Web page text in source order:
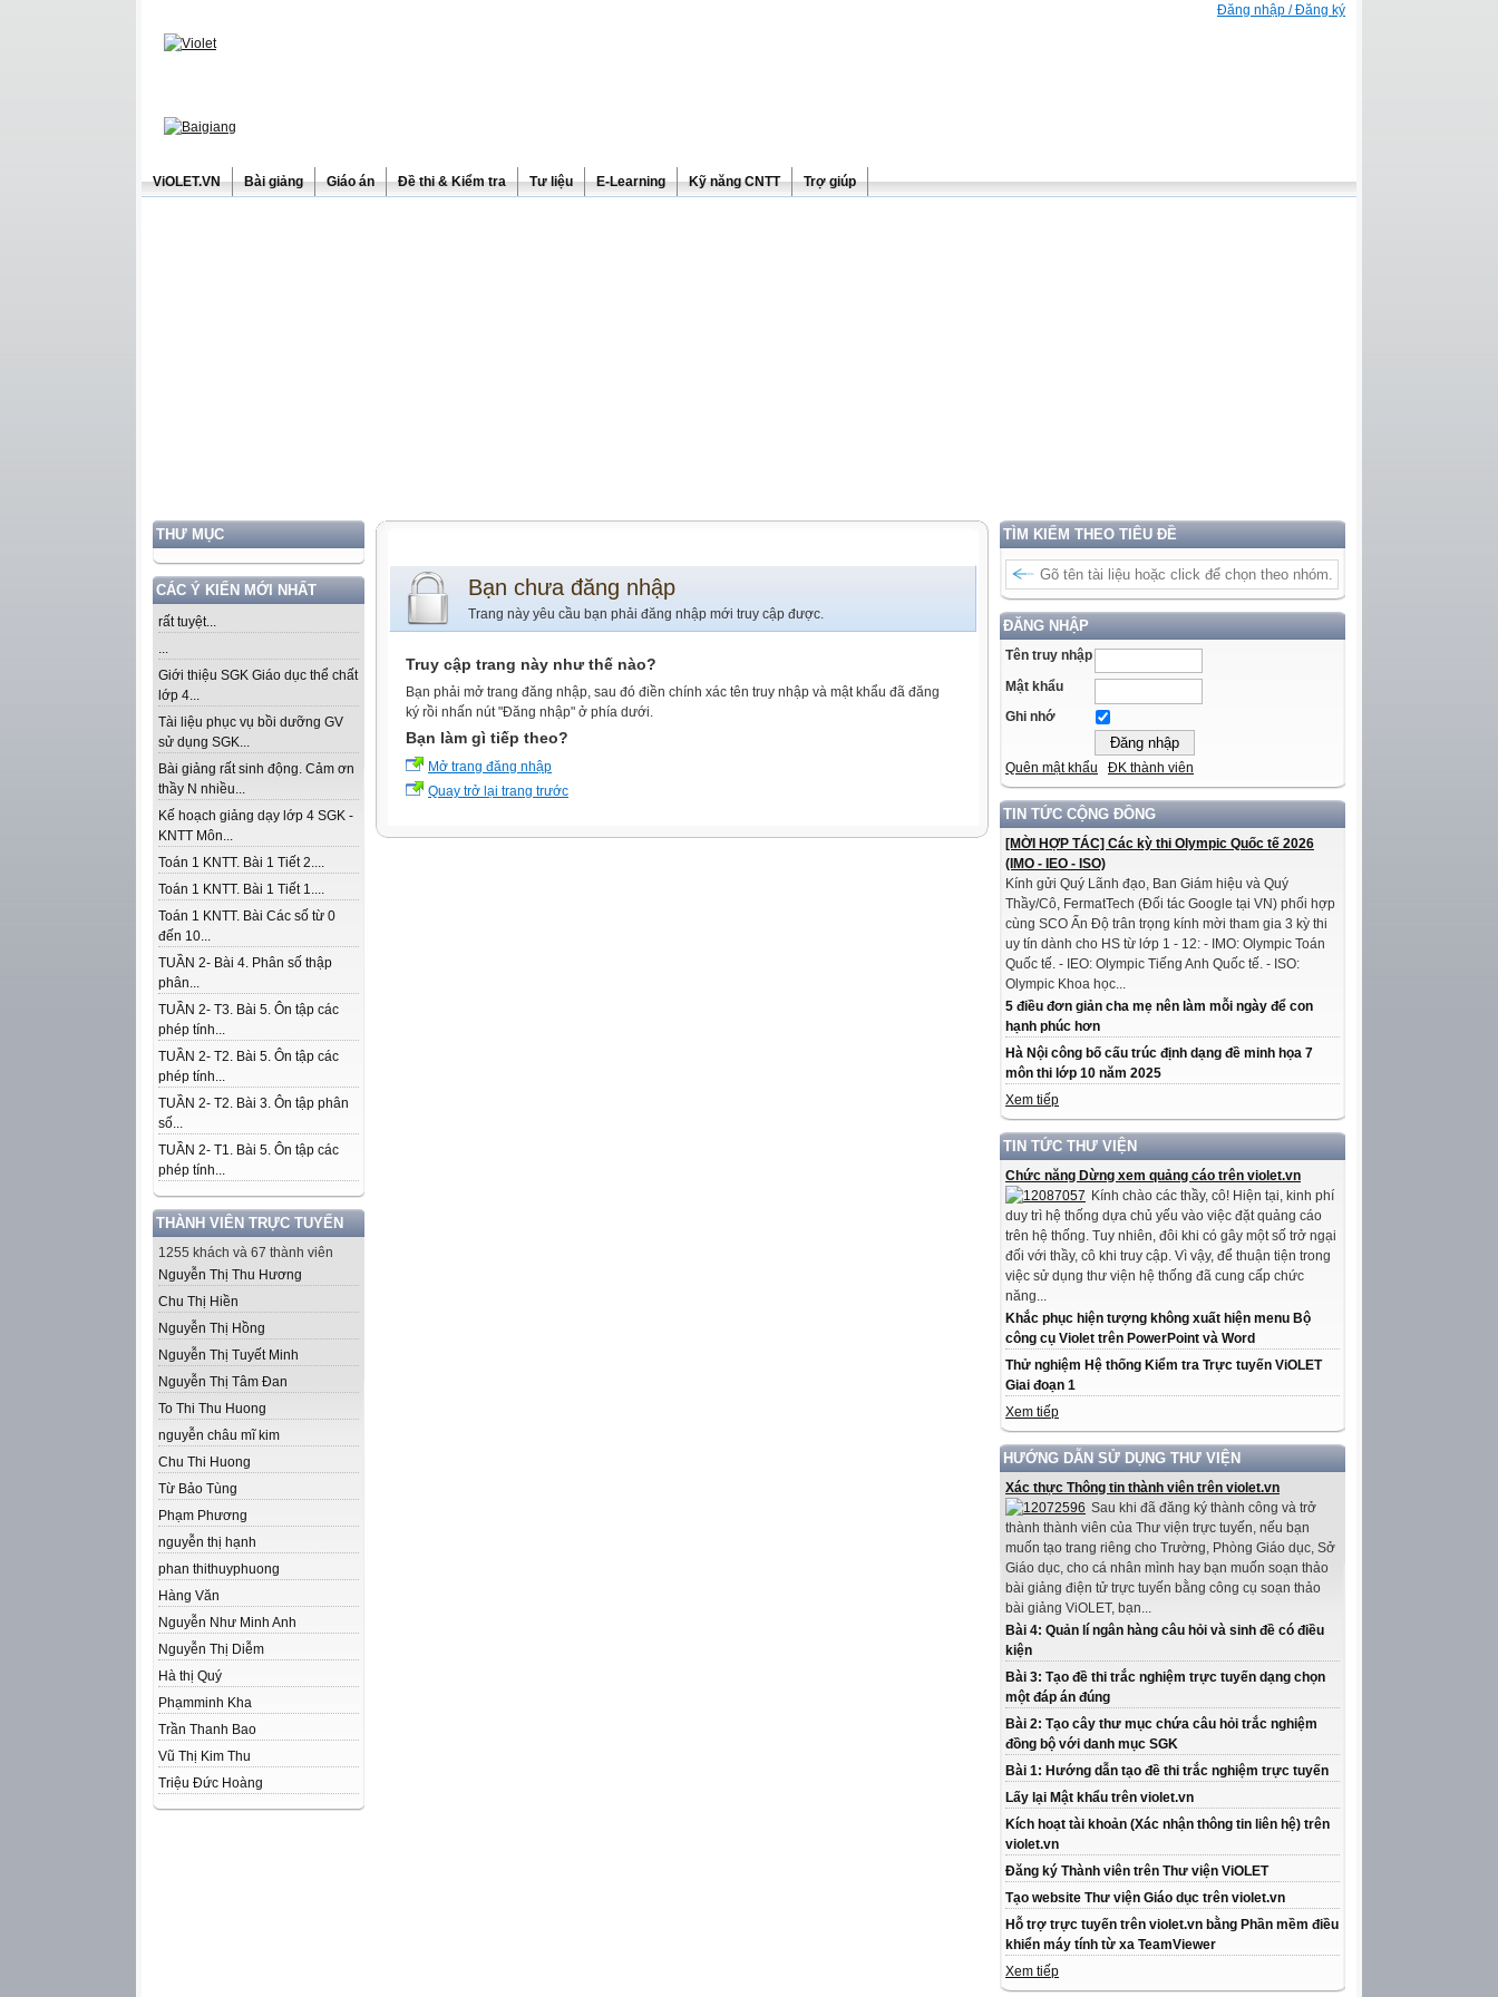
Đăng nhập / Đăng ký
ViOLET.VN Bài giảng Giáo án Đề thi & Kiểm tra Tư liệu E-Learning Kỹ năng CNTT Trợ giúp
THƯ MỤC
CÁC Ý KIẾN MỚI NHẤT
rất tuyệt...
...
Giới thiệu SGK Giáo dục thể chất
lớp 4...
Tài liệu phục vụ bồi dưỡng GV
sử dụng SGK...
Bài giảng rất sinh động. Cảm ơn
thầy N nhiều...
Kế hoạch giảng dạy lớp 4 SGK -
KNTT Môn...
Toán 1 KNTT. Bài 1 Tiết 2....
Toán 1 KNTT. Bài 1 Tiết 1....
Toán 1 KNTT. Bài Các số từ 0
đến 10...
TUẦN 2- Bài 4. Phân số thập
phân...
TUẦN 2- T3. Bài 5. Ôn tập các
phép tính...
TUẦN 2- T2. Bài 5. Ôn tập các
phép tính...
TUẦN 2- T2. Bài 3. Ôn tập phân
số...
TUẦN 2- T1. Bài 5. Ôn tập các
phép tính...
THÀNH VIÊN TRỰC TUYẾN
1255 khách và 67 thành viên
Nguyễn Thị Thu Hương
Chu Thị Hiền
Nguyễn Thị Hồng
Nguyễn Thị Tuyết Minh
Nguyễn Thị Tâm Đan
To Thi Thu Huong
nguyễn châu mĩ kim
Chu Thi Huong
Từ Bảo Tùng
Phạm Phương
nguyễn thị hạnh
phan thithuyphuong
Hàng Văn
Nguyễn Như Minh Anh
Nguyễn Thị Diễm
Hà thị Quý
Phạmminh Kha
Trần Thanh Bao
Vũ Thị Kim Thu
Triệu Đức Hoàng
TÌM KIẾM THEO TIÊU ĐỀ
ĐĂNG NHẬP
Tên truy nhập
Mật khẩu
Ghi nhớ
Quên mật khẩu ĐK thành viên
TIN TỨC CỘNG ĐỒNG
[MỜI HỢP TÁC] Các kỳ thi Olympic Quốc tế 2026
(IMO - IEO - ISO)
Kính gửi Quý Lãnh đạo, Ban Giám hiệu và Quý
Thầy/Cô, FermatTech (Đối tác Google tại VN) phối hợp
cùng SCO Ấn Độ trân trọng kính mời tham gia 3 kỳ thi
uy tín dành cho HS từ lớp 1 - 12: - IMO: Olympic Toán
Quốc tế. - IEO: Olympic Tiếng Anh Quốc tế. - ISO:
Olympic Khoa học...
5 điều đơn giản cha mẹ nên làm mỗi ngày để con
hạnh phúc hơn
Hà Nội công bố cấu trúc định dạng đề minh họa 7
môn thi lớp 10 năm 2025
Xem tiếp
TIN TỨC THƯ VIỆN
Chức năng Dừng xem quảng cáo trên violet.vn
Kính chào các thầy, cô! Hiện tại, kinh phí
duy trì hệ thống dựa chủ yếu vào việc đặt quảng cáo
trên hệ thống. Tuy nhiên, đôi khi có gây một số trở ngại
đối với thầy, cô khi truy cập. Vì vậy, để thuận tiện trong
việc sử dụng thư viện hệ thống đã cung cấp chức
năng...
Khắc phục hiện tượng không xuất hiện menu Bộ
công cụ Violet trên PowerPoint và Word
Thử nghiệm Hệ thống Kiểm tra Trực tuyến ViOLET
Giai đoạn 1
Xem tiếp
HƯỚNG DẪN SỬ DỤNG THƯ VIỆN
Xác thực Thông tin thành viên trên violet.vn
Sau khi đã đăng ký thành công và trở
thành thành viên của Thư viện trực tuyến, nếu bạn
muốn tạo trang riêng cho Trường, Phòng Giáo dục, Sở
Giáo dục, cho cá nhân mình hay bạn muốn soạn thảo
bài giảng điện tử trực tuyến bằng công cụ soạn thảo
bài giảng ViOLET, bạn...
Bài 4: Quản lí ngân hàng câu hỏi và sinh đề có điều
kiện
Bài 3: Tạo đề thi trắc nghiệm trực tuyến dạng chọn
một đáp án đúng
Bài 2: Tạo cây thư mục chứa câu hỏi trắc nghiệm
đồng bộ với danh mục SGK
Bài 1: Hướng dẫn tạo đề thi trắc nghiệm trực tuyến
Lấy lại Mật khẩu trên violet.vn
Kích hoạt tài khoản (Xác nhận thông tin liên hệ) trên
violet.vn
Đăng ký Thành viên trên Thư viện ViOLET
Tạo website Thư viện Giáo dục trên violet.vn
Hỗ trợ trực tuyến trên violet.vn bằng Phần mềm điều
khiển máy tính từ xa TeamViewer
Xem tiếp
Bạn chưa đăng nhập
Trang này yêu cầu bạn phải đăng nhập mới truy cập được.
Truy cập trang này như thế nào?
Bạn phải mở trang đăng nhập, sau đó điền chính xác tên truy nhập và mật khẩu đã đăng
ký rồi nhấn nút "Đăng nhập" ở phía dưới.
Bạn làm gì tiếp theo?
Mở trang đăng nhập
Quay trở lại trang trước